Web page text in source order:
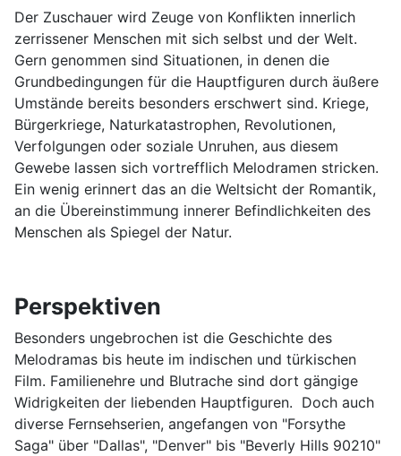
Der Zuschauer wird Zeuge von Konflikten innerlich
zerrissener Menschen mit sich selbst und der Welt.
Gern genommen sind Situationen, in denen die
Grundbedingungen für die Hauptfiguren durch äußere
Umstände bereits besonders erschwert sind. Kriege,
Bürgerkriege, Naturkatastrophen, Revolutionen,
Verfolgungen oder soziale Unruhen, aus diesem
Gewebe lassen sich vortrefflich Melodramen stricken.
Ein wenig erinnert das an die Weltsicht der Romantik,
an die Übereinstimmung innerer Befindlichkeiten des
Menschen als Spiegel der Natur.
Perspektiven
Besonders ungebrochen ist die Geschichte des
Melodramas bis heute im indischen und türkischen
Film. Familienehre und Blutrache sind dort gängige
Widrigkeiten der liebenden Hauptfiguren. Doch auch
diverse Fernsehserien, angefangen von "Forsythe
Saga" über "Dallas", "Denver" bis "Beverly Hills 90210"